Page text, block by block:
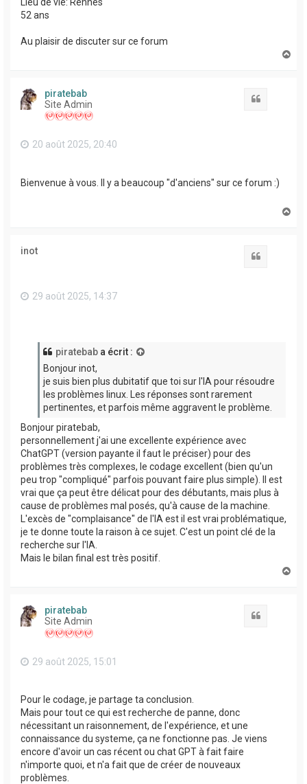
52 ans
Au plaisir de discuter sur ce forum
piratebab
Site Admin
20 août 2025, 20:40
Bienvenue à vous. Il y a beaucoup "d'anciens" sur ce forum :)
inot
29 août 2025, 14:37
piratebab a écrit :
Bonjour inot,
je suis bien plus dubitatif que toi sur l'IA pour résoudre
les problèmes linux. Les réponses sont rarement
pertinentes, et parfois même aggravent le problème.
Bonjour piratebab,
personnellement j'ai une excellente expérience avec
ChatGPT (version payante il faut le préciser) pour des
problèmes très complexes, le codage excellent (bien qu'un
peu trop "compliqué" parfois pouvant faire plus simple). Il est
vrai que ça peut être délicat pour des débutants, mais plus à
cause de problèmes mal posés, qu'à cause de la machine.
L'excès de "complaisance" de l'IA est il est vrai problématique,
je te donne toute la raison à ce sujet. C'est un point clé de la
recherche sur l'IA.
Mais le bilan final est très positif.
piratebab
Site Admin
29 août 2025, 15:01
Pour le codage, je partage ta conclusion.
Mais pour tout ce qui est recherche de panne, donc
nécessitant un raisonnement, de l'expérience, et une
connaissance du systeme, ça ne fonctionne pas. Je viens
encore d'avoir un cas récent ou chat GPT à fait faire
n'importe quoi, et n'a fait que de créer de nouveaux
problèmes.